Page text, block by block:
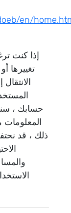
en/
إذا كنت
تغييرها
حسابك ،
المعلومات
ذلك ، قد